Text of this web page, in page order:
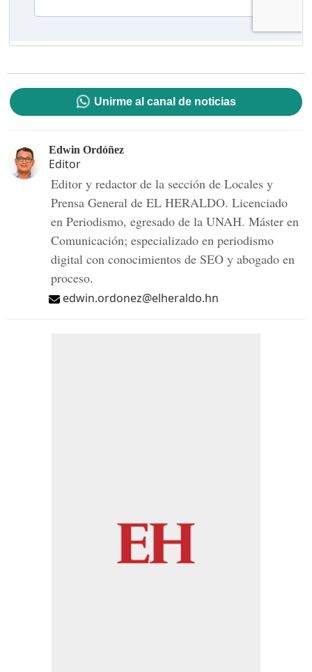
Unirme al canal de noticias
Edwin Ordóñez
Editor
Editor y redactor de la sección de Locales y
Prensa General de EL HERALDO. Licenciado
en Periodismo, egresado de la UNAH. Máster en
Comunicación; especializado en periodismo
digital con conocimientos de SEO y abogado en
proceso.
edwin.ordonez@elheraldo.hn